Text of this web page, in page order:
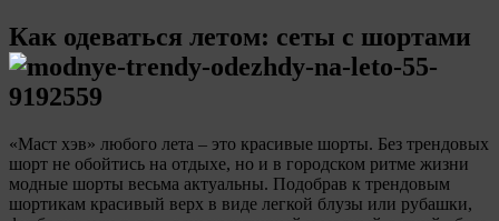
Как одеваться летом: сеты с шортами
«Маст хэв» любого лета – это красивые шорты. Без трендовых
шорт не обойтись на отдыхе, но и в городском ритме жизни
модные шорты весьма актуальны. Подобрав к трендовым
шортикам красивый верх в виде легкой блузы или рубашки,